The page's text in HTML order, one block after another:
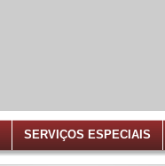
SERVIÇOS ESPECIAIS